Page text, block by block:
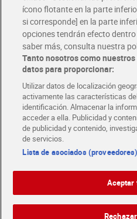
Folletos y Tiendas
Descubre las mejores ofertas y
Tarjeta MaX Dia
Te devuelve hasta 8€/mes de tus
¡Solicita tu tarjeta de crédito aquí!
COMER
COLABORA CON DIA ABRE TU
ícono flotante en la parte
si corresponde] en la parte
opciones tendrán efecto
saber más, consulta nuestra
Tanto nosotros como
datos para proporcionar:
Utilizar datos de localización
activamente las características
identificación. Almacenar la
acceder a ella. Publicidad y
de publicidad y contenido,
de servicios.
Lista de asociados (proveedores)
Aceptar